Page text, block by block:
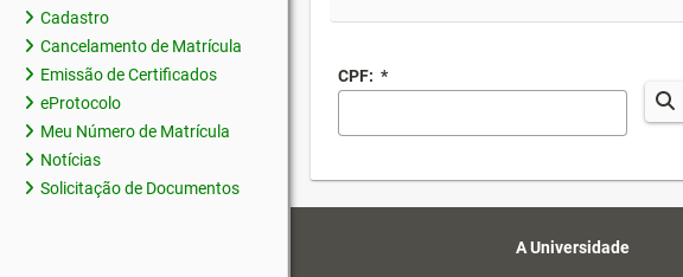
Cadastro
Cancelamento de Matrícula
Emissão de Certificados
eProtocolo
Meu Número de Matrícula
Notícias
Solicitação de Documentos
CPF: *
A Universidade